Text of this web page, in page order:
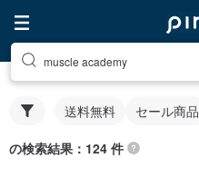
muscle academy
送料無料 セール商品
の検索結果：124 件